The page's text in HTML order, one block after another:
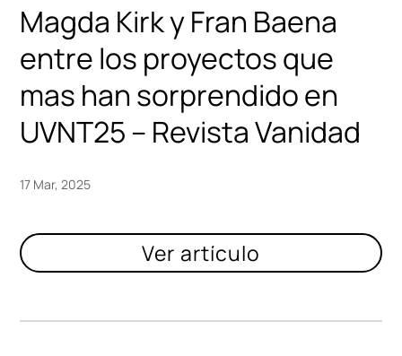
Magda Kirk y Fran Baena
entre los proyectos que
mas han sorprendido en
UVNT25 – Revista Vanidad
17 Mar, 2025